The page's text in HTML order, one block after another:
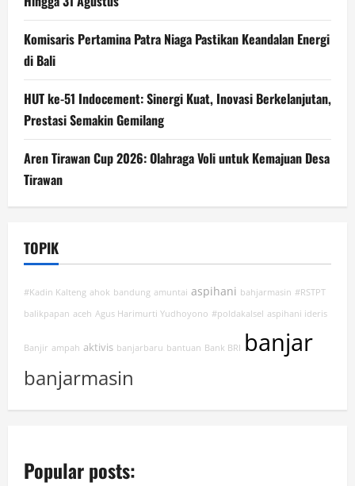
Komisaris Pertamina Patra Niaga Pastikan Keandalan Energi
di Bali
HUT ke-51 Indocement: Sinergi Kuat, Inovasi Berkelanjutan,
Prestasi Semakin Gemilang
Aren Tirawan Cup 2026: Olahraga Voli untuk Kemajuan Desa
Tirawan
TOPIK
#Kadin Kalteng ahok bandung amuntai aspihani bahjarmasin #RSTPT
balikpapan aceh Agus Harimurti Yudhoyono #poldakalsel aspihani ideris
Banjir ampah aktivis banjarbaru bantuan Bank BRI banjar
banjarmasin
Popular posts: